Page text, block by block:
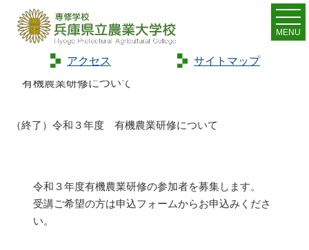
アクセス サイトマップ
MENU
Home> お知らせ>
（終了）令和３年度
有機農業研修について
（終了）令和３年度 有機農業研修について
令和３年度有機農業研修の参加者を募集します。
受講ご希望の方は申込フォームからお申込みくださ
い。